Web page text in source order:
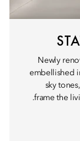
Newly
embellished
sky
frame the